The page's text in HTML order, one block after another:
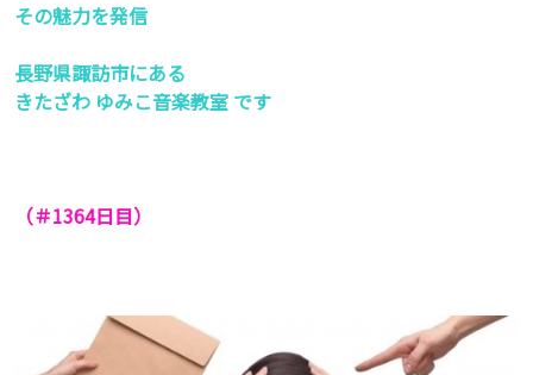
その魅力を発信
長野県諏訪市にある
きたざわ ゆみこ音楽教室 です
（＃1364日目）